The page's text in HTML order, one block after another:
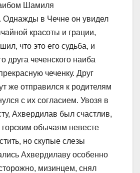
Шамиля
Однажды в Чечне он увидел
красоты и грации,
что это его судьба, и
друга чеченского наиба
чеченку. Друг
же отправился к родителям
с их согласием. Увозя в
Ахвердилав был счастлив,
горским обычаям невесте
но скупые слезы
Ахвердилаву особенно
мизинцем, снял